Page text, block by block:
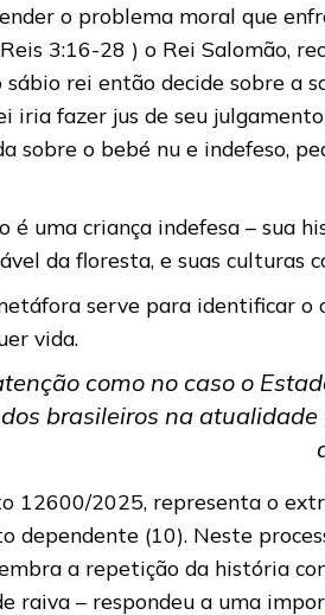
o problema moral que
3:16-28 ) o Rei Salomão,
sábio rei então decide sobre a
iria fazer jus de seu
sobre o bebé nu e indefeso,
é uma criança indefesa – sua
da floresta, e suas culturas
serve para identificar o
vida.
como no caso o
brasileiros na
12600/2025, representa o
dependente (10). Neste
a repetição da história
raiva – respondeu a uma